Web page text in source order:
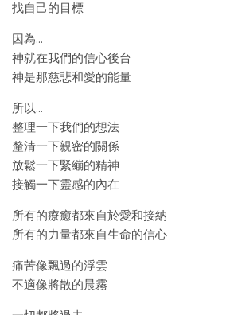
找自己的目標
因為…
神就在我們的信心後台
神是那慈悲和愛的能量
所以…
整理一下我們的想法
釐清一下親密的關係
放鬆一下緊繃的精神
接觸一下靈感的內在
所有的療癒都來自於愛和接納
所有的力量都來自生命的信心
痛苦像飄過的浮雲
不適像將散的晨霧